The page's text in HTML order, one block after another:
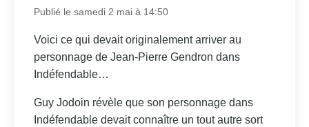
Publié le samedi 2 mai à 14:50
Voici ce qui devait originalement arriver au
personnage de Jean-Pierre Gendron dans
Indéfendable…
Guy Jodoin révèle que son personnage dans
Indéfendable devait connaître un tout autre sort